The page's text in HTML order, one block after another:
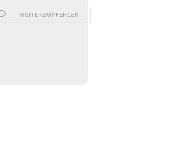
WEITEREMPFEHLEN